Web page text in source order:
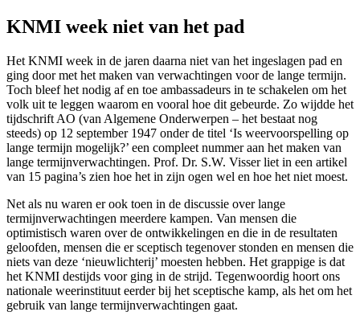
KNMI week niet van het pad
Het KNMI week in de jaren daarna niet van het ingeslagen pad en
ging door met het maken van verwachtingen voor de lange termijn.
Toch bleef het nodig af en toe ambassadeurs in te schakelen om het
volk uit te leggen waarom en vooral hoe dit gebeurde. Zo wijdde het
tijdschrift AO (van Algemene Onderwerpen – het bestaat nog
steeds) op 12 september 1947 onder de titel ‘Is weervoorspelling op
lange termijn mogelijk?’ een compleet nummer aan het maken van
lange termijnverwachtingen. Prof. Dr. S.W. Visser liet in een artikel
van 15 pagina’s zien hoe het in zijn ogen wel en hoe het niet moest.
Net als nu waren er ook toen in de discussie over lange
termijnverwachtingen meerdere kampen. Van mensen die
optimistisch waren over de ontwikkelingen en die in de resultaten
geloofden, mensen die er sceptisch tegenover stonden en mensen die
niets van deze ‘nieuwlichterij’ moesten hebben. Het grappige is dat
het KNMI destijds voor ging in de strijd. Tegenwoordig hoort ons
nationale weerinstituut eerder bij het sceptische kamp, als het om het
gebruik van lange termijnverwachtingen gaat.